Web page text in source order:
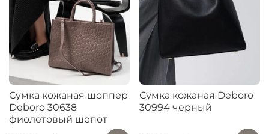
Сумка кожаная шоппер
Deboro 30638
фиолетовый шепот
Сумка кожаная Deboro
30994 черный